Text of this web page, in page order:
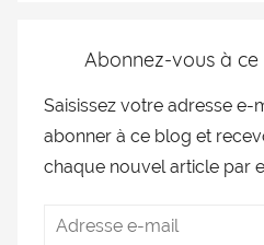
Abonnez-vous à
Saisissez votre adresse
abonner à ce blog et
chaque nouvel article par